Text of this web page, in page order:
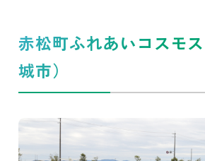
赤松町ふれあいコスモ
城市）